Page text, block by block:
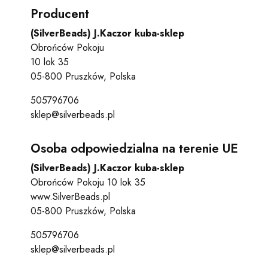
Producent
(SilverBeads) J.Kaczor kuba-sklep
Obrońców Pokoju
10 lok 35
05-800 Pruszków, Polska
505796706
sklep@silverbeads.pl
Osoba odpowiedzialna na terenie UE
(SilverBeads) J.Kaczor kuba-sklep
Obrońców Pokoju 10 lok 35
www.SilverBeads.pl
05-800 Pruszków, Polska
505796706
sklep@silverbeads.pl